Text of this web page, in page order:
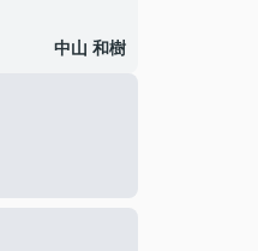
中山 和樹